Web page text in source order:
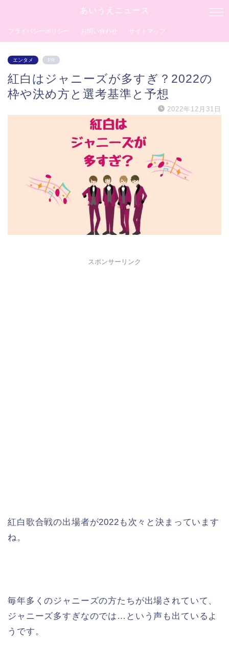
あいうえニュース
プライバシーポリシー お問い合わせ サイトマップ
エンタメ PR
紅白はジャニーズが多すぎ？2022の
枠や決め方と選考基準と予想
2022年12月31日
スポンサーリンク
紅白歌合戦の出場者が2022も次々と決まっています
ね。
毎年多くのジャニーズの方たちが出場されていて、
ジャニーズ多すぎなのでは…という声も出ているよ
うです。